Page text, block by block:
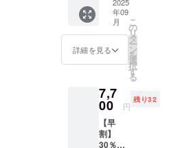
新商品やお
得情報は、
LINE公式ア
ぜひこの機
会にお友達
→2,800
（税・
送料
込） ※
はオプ
ション
です。
本体と
一緒に
2025
年09
月
詳細を見る
こ
の
リ
タ
ー
ン
を
選
択
す
る
7,7
00 円
残り32
【早
割】
30％OF